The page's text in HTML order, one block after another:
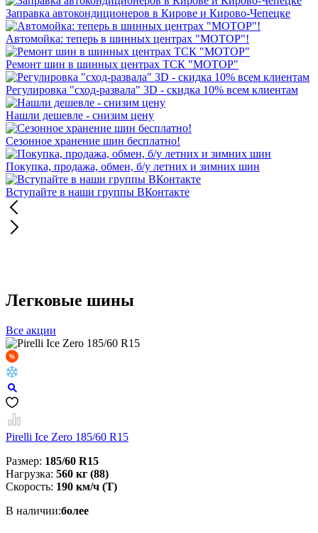
Заправка автокондиционеров в Кирове и Кирово-Чепецке
Автомойка: теперь в шинных центрах "МОТОР"!
Ремонт шин в шинных центрах ТСК "МОТОР"
Регулировка "сход-развала" 3D - скидка 10% всем клиентам
Нашли дешевле - снизим цену
Сезонное хранение шин бесплатно!
Покупка, продажа, обмен, б/у летних и зимних шин
Вступайте в наши группы ВКонтакте
Легковые шины
Все акции
Pirelli Ice Zero 185/60 R15
Размер: 185/60 R15
Нагрузка: 560 кг (88)
Скорость: 190 км/ч (T)
В наличии:более